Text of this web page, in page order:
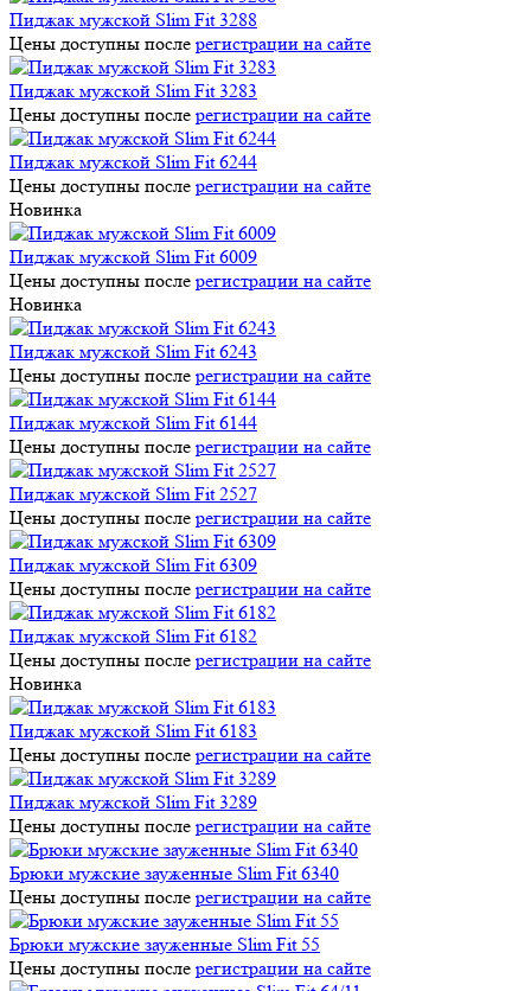
Пиджак мужской Slim Fit 3288
Цены доступны после регистрации на сайте
Пиджак мужской Slim Fit 3283
Цены доступны после регистрации на сайте
Пиджак мужской Slim Fit 6244
Цены доступны после регистрации на сайте
Новинка
Пиджак мужской Slim Fit 6009
Цены доступны после регистрации на сайте
Новинка
Пиджак мужской Slim Fit 6243
Цены доступны после регистрации на сайте
Пиджак мужской Slim Fit 6144
Цены доступны после регистрации на сайте
Пиджак мужской Slim Fit 2527
Цены доступны после регистрации на сайте
Пиджак мужской Slim Fit 6309
Цены доступны после регистрации на сайте
Пиджак мужской Slim Fit 6182
Цены доступны после регистрации на сайте
Новинка
Пиджак мужской Slim Fit 6183
Цены доступны после регистрации на сайте
Пиджак мужской Slim Fit 3289
Цены доступны после регистрации на сайте
Брюки мужские зауженные Slim Fit 6340
Цены доступны после регистрации на сайте
Брюки мужские зауженные Slim Fit 55
Цены доступны после регистрации на сайте